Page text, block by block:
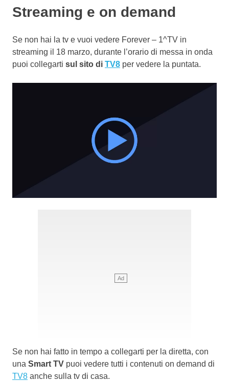
Streaming e on demand
Se non hai la tv e vuoi vedere Forever – 1^TV in
streaming il 18 marzo, durante l’orario di messa in onda
puoi collegarti sul sito di TV8 per vedere la puntata.
Se non hai fatto in tempo a collegarti per la diretta, con
una Smart TV puoi vedere tutti i contenuti on demand di
TV8 anche sulla tv di casa.